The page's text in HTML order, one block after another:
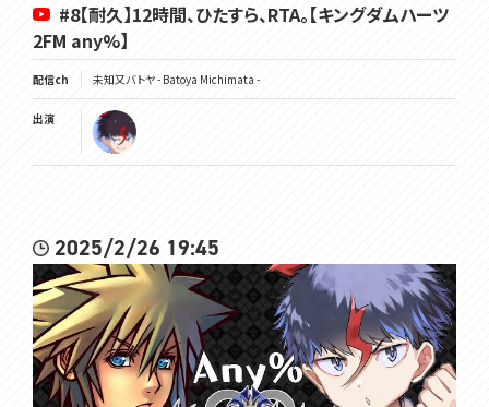
#8【耐久】12時間、ひたすら、RTA。【キングダムハーツ
2FM any%】
配信ch 未知又バトヤ - Batoya Michimata -
出演
2025/2/26 19:45